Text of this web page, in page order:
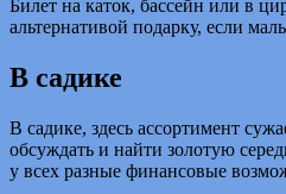
Билет на каток, бассейн или в
альтернативой подарку, если
В садике
В садике, здесь ассортимент
обсуждать и найти золотую
у всех разные финансовые